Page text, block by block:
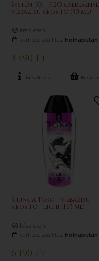
System JO - H2O
vízbázisú síkosító (30 ml)
készleten
várható szállítás: holnapután
3 490 Ft
Részletek
Shunga Toko - vízbázisú
síkosító - lichi (165 ml)
készleten
várható szállítás: holnapután
6 190 Ft